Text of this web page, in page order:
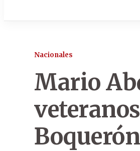
Nacionales
Mario
Boquerón